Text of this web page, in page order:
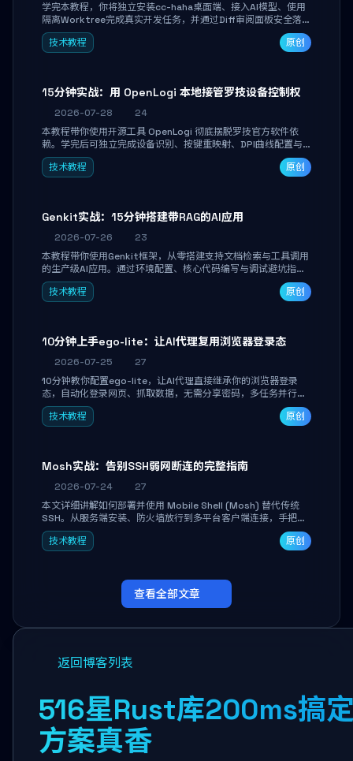
学完本教程，你将独立安装cc-haha桌面端、接入AI模型、使用
隔离Worktree完成真实开发任务，并通过Diff审阅面板安全落地
AI代码改写。告别终端黑盒操作，让AI在沙箱环境中工作，你只
做审阅和决策。
技术教程 原创
15分钟实战：用 OpenLogi 本地接管罗技设备控制权
2026-07-28
24
本教程带你使用开源工具 OpenLogi 彻底摆脱罗技官方软件依
赖。学完后可独立完成设备识别、按键重映射、DPI曲线配置与
SmartShift调节，实现完全离线控制，保护隐私并释放硬件性
能。
技术教程 原创
Genkit实战：15分钟搭建带RAG的AI应用
2026-07-26
23
本教程带你使用Genkit框架，从零搭建支持文档检索与工具调用
的生产级AI应用。通过环境配置、核心代码编写与调试避坑指
南，学完即可掌握多模型切换、RAG管道构建及函数调用注册，
独立开发高效AI智能体。
技术教程 原创
10分钟上手ego-lite：让AI代理复用浏览器登录态
2026-07-25
27
10分钟教你配置ego-lite，让AI代理直接继承你的浏览器登录
态，自动化登录网页、抓取数据，无需分享密码，多任务并行不
干扰日常使用。
技术教程
原创
Mosh实战：告别SSH弱网断连的完整指南
2026-07-24
27
本文详细讲解如何部署并使用 Mobile Shell (Mosh) 替代传统
SSH。从服务端安装、防火墙放行到多平台客户端连接，手把手
带你掌握本地回显、连接漫游与断线自动恢复等核心功能。彻底
解决高铁、移动网络等弱网场景下 SSH 频繁掉线、会话丢失的痛
技术教程 原创
查看全部文章
返回博客列表
516星Rust库200ms搞
方案真香